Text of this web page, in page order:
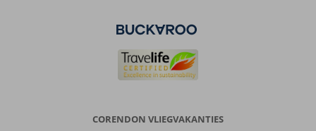
CORENDON VLIEGVAKANTIES